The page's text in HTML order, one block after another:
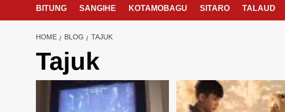
BITUNG SANGIHE KOTAMOBAGU SITARO TALAUD
HOME BLOG TAJUK
Tajuk